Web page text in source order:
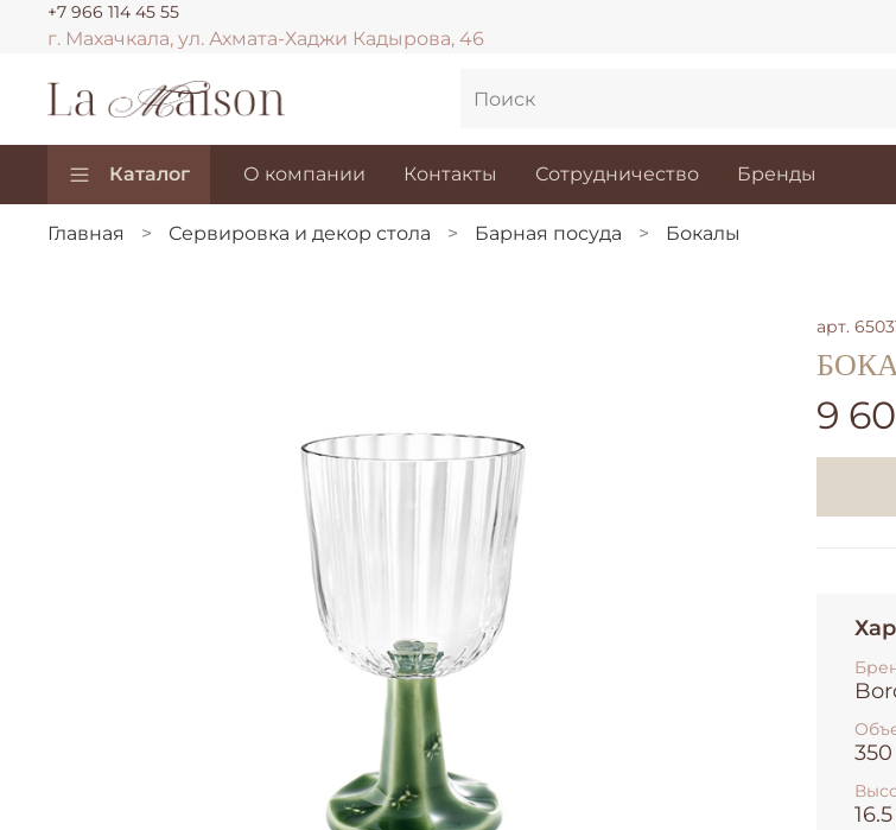
г. Махачкала, ул. Ахмата-Хаджи Кадырова, 46
+7 966 114 45 55
Каталог О компании Контакты Сотрудничество Бренды
Главная Сервировка и декор стола Барная посуда Бокалы
арт.
9